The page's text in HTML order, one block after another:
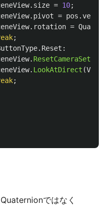
. size = 10;
. pivot = pos .
. rotation =
;
. Reset :
.
. LookAtDirect (
;
ではなく